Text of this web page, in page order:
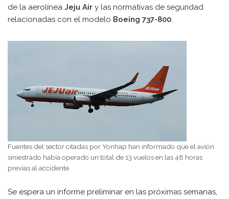
de la aerolínea Jeju Air y las normativas de seguridad
relacionadas con el modelo Boeing 737-800.
Fuentes del sector citadas por Yonhap han informado que el avión
siniestrado había operado un total de 13 vuelos en las 48 horas
previas al accidente
Se espera un informe preliminar en las próximas semanas,